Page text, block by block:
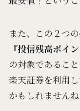
また、この２つ
『投信残高ポイ
の対象であるこ
楽天証券を利用
かもしれませんね